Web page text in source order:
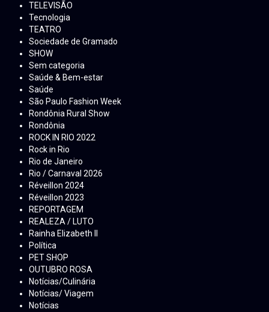
TELEVISÃO
Tecnologia
TEATRO
Sociedade de Gramado
SHOW
Sem categoria
Saúde & Bem-estar
Saúde
São Paulo Fashion Week
Rondônia Rural Show
Rondônia
ROCK IN RIO 2022
Rock in Rio
Rio de Janeiro
Rio / Carnaval 2026
Réveillon 2024
Réveillon 2023
REPORTAGEM
REALEZA / LUTO
Rainha Elizabeth ll
Política
PET SHOP
OUTUBRO ROSA
Notícias/Culinária
Notícias/ Viagem
Notícias